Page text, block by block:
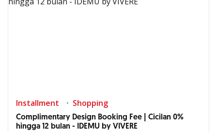
Installment Shopping
Complimentary Design Booking Fee | Cicilan 0%
hingga 12 bulan - IDEMU by VIVERE